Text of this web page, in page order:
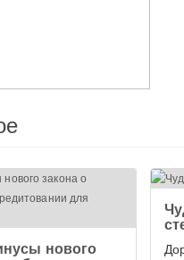
нового